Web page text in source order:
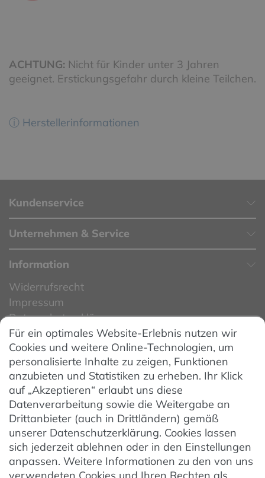
ACHTUNG: Nicht für Kinder unter 3 Jahren
geeignet. Erstickungsgefahr durch kleine Teilchen.
ⓘ Herstellerinformationen
Kundenservice
Unternehmen & Service
Information
Widerrufsrecht
Impressum
Datenschutzerklärung
Datenschutzeinstellungen
AGB
Barrierefreiheit
Hinweise zur Batterieentsorgung
Entsorgung von Elektro-Altgeräten
Vertrag widerrufen
Für ein optimales Website-Erlebnis nutzen wir
Cookies und weitere Online-Technologien, um
personalisierte Inhalte zu zeigen, Funktionen
anzubieten und Statistiken zu erheben. Ihr Klick
auf „Akzeptieren“ erlaubt uns diese
Datenverarbeitung sowie die Weitergabe an
Drittanbieter (auch in Drittländern) gemäß
unserer Datenschutzerklärung. Cookies lassen
sich jederzeit ablehnen oder in den Einstellungen
anpassen. Weitere Informationen zu den von uns